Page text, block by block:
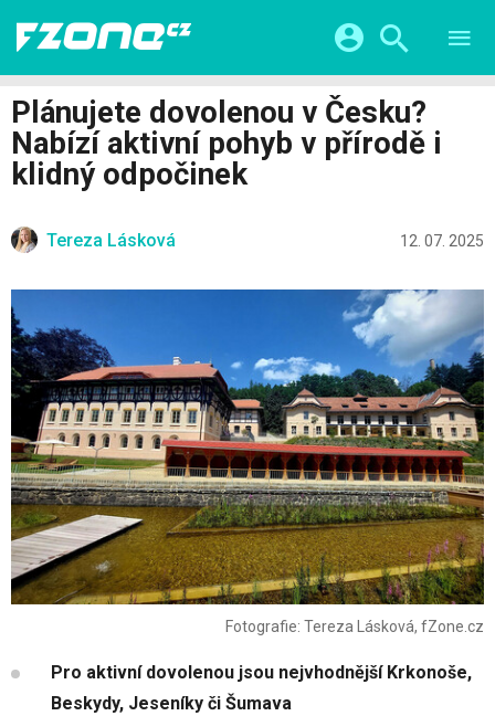
VIDEA
SERIÁLY
CHYTRÁ MĚSTA
ŽIVOT BUDOUCNOSTI
HRY A ZÁBAVA
Facebook Google
Plánujete dovolenou v Česku?
Nabízí aktivní pohyb v přírodě i
klidný odpočinek
Tereza Lásková 12. 07. 2025
Fotografie: Tereza Lásková, fZone.cz
Pro aktivní dovolenou jsou nejvhodnější Krkonoše,
Beskydy, Jeseníky či Šumava